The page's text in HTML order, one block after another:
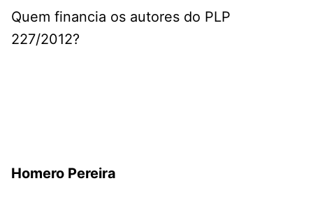
Quem financia os autores do PLP
227/2012?
Homero Pereira